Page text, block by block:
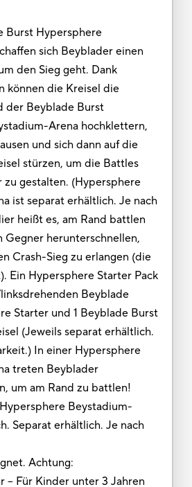
Burst Hypersphere
sich Beyblader einen
den Sieg geht. Dank
können die Kreisel die
der Beyblade Burst
Arena hochklettern,
und sich dann auf die
stürzen, um die Battles
zu gestalten. (Hypersphere
ist separat erhältlich. Je nach
heißt es, am Rand battlen
Gegner herunterschnellen,
Crash-Sieg zu erlangen (die
Ein Hypersphere Starter Pack
Beyblade
Starter und 1 Beyblade Burst
(Jeweils separat erhältlich.
In einer Hypersphere
treten Beyblader
um am Rand zu battlen!
Beystadium-
Separat erhältlich. Je nach
Achtung:
– Für Kinder unter 3 Jahren